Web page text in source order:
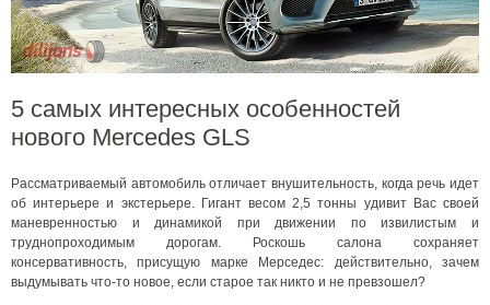
5 самых интересных особенностей
нового Mercedes GLS
Рассматриваемый автомобиль отличает внушительность, когда речь идет
об интерьере и экстерьере. Гигант весом 2,5 тонны удивит Вас своей
маневренностью и динамикой при движении по извилистым и
труднопроходимым дорогам. Роскошь салона сохраняет
консервативность, присущую марке Мерседес: действительно, зачем
выдумывать что-то новое, если старое так никто и не превзошел?